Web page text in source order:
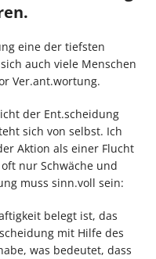
eine der tiefsten
auch viele Menschen
Ver.ant.wortung.
der Ent.scheidung
sich von selbst. Ich
Aktion als einer Flucht
nur Schwäche und
muss sinn.voll sein:
belegt ist, das
mit Hilfe des
was bedeutet, dass